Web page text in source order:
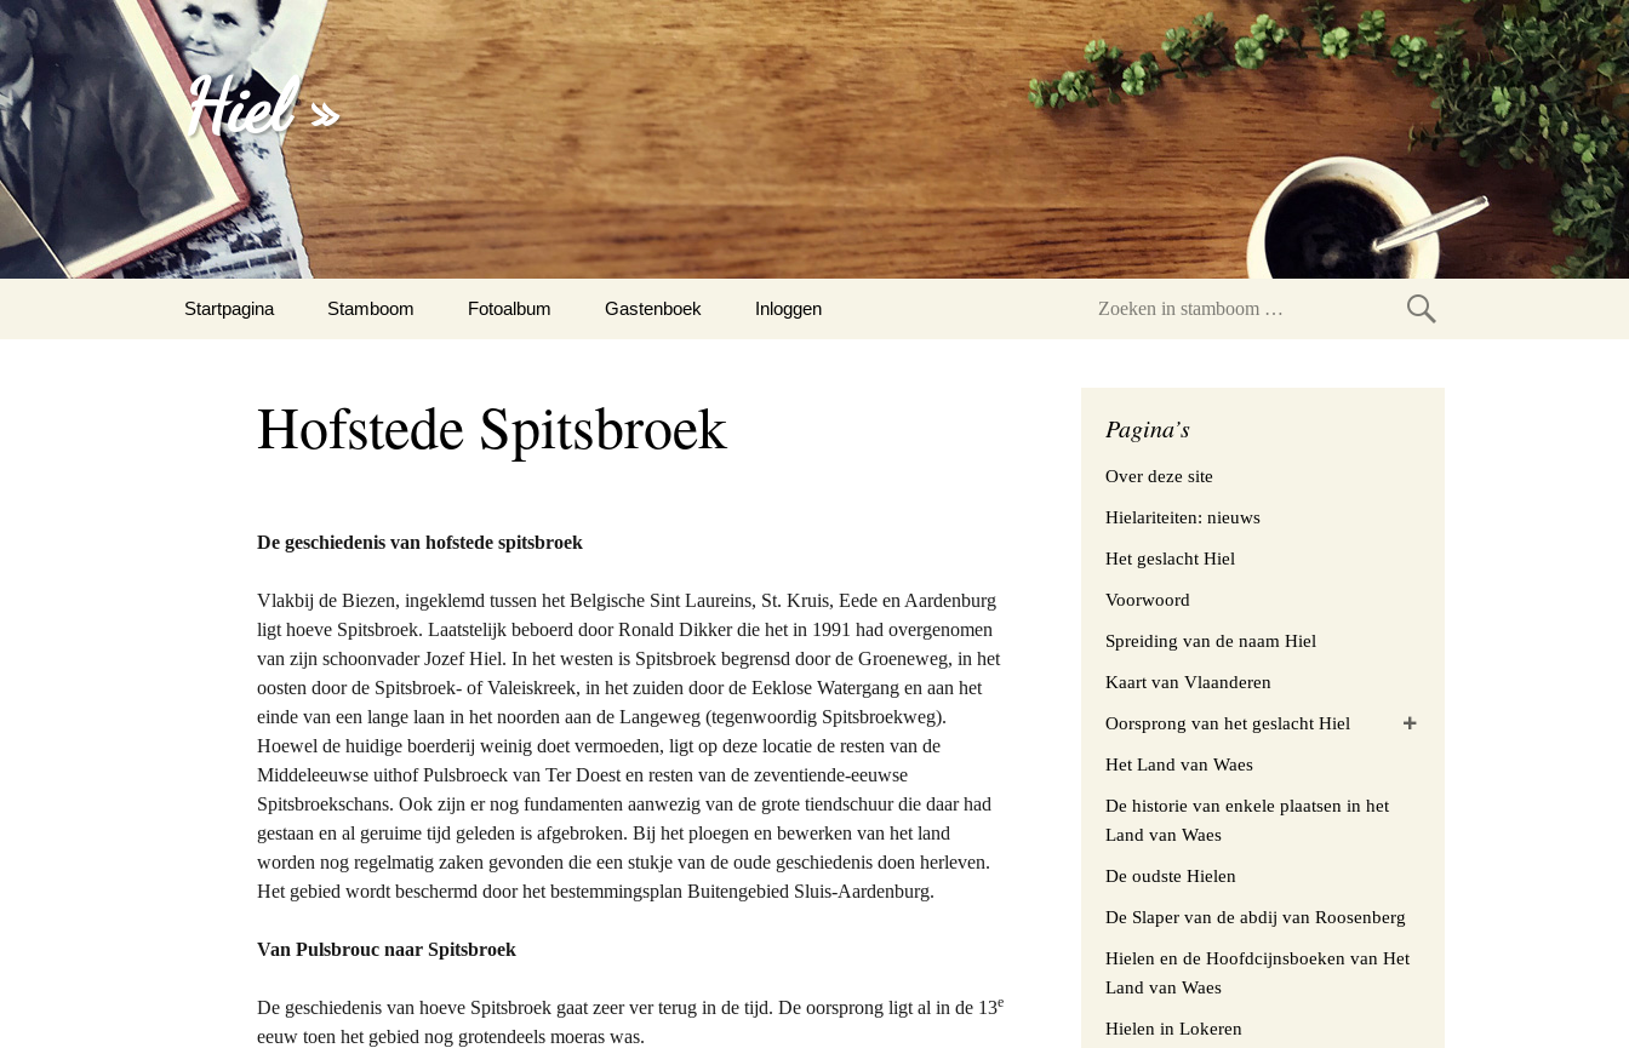
Hiel »
naar
Startpagina Stamboom Fotoalbum
Fotoalbum 1
Hiel in Land van Hontenisse
Hiel in Walschbronn
Hiel Slaper
Klein Brabant
Land van Hulst
Personalia
Gastenboek
Inloggen
Zoeken
Hofstede Spitsbroek
De geschiedenis van hofstede spitsbroek
Vlakbij de Biezen, ingeklemd tussen het Belgische Sint Laureins, St. Kruis, Eede en Aardenburg
ligt hoeve Spitsbroek. Laatstelijk beboerd door Ronald Dikker die het in 1991 had overgenomen
van zijn schoonvader Jozef Hiel. In het westen is Spitsbroek begrensd door de Groeneweg, in het
oosten door de Spitsbroek- of Valeiskreek, in het zuiden door de Eeklose Watergang en aan het
einde van een lange laan in het noorden aan de Langeweg (tegenwoordig Spitsbroekweg).
Hoewel de huidige boerderij weinig doet vermoeden, ligt op deze locatie de resten van de
Middeleeuwse uithof Pulsbroeck van Ter Doest en resten van de zeventiende-eeuwse
Spitsbroekschans. Ook zijn er nog fundamenten aanwezig van de grote tiendschuur die daar had
gestaan en al geruime tijd geleden is afgebroken. Bij het ploegen en bewerken van het land
worden nog regelmatig zaken gevonden die een stukje van de oude geschiedenis doen herleven.
Het gebied wordt beschermd door het bestemmingsplan Buitengebied Sluis-Aardenburg.
Van Pulsbrouc naar Spitsbroek
De geschiedenis van hoeve Spitsbroek gaat zeer ver terug in de tijd. De oorsprong ligt al in de 13e
eeuw toen het gebied nog grotendeels moeras was.
Pagina’s
Over deze site
Hielariteiten: nieuws
Het geslacht Hiel
Voorwoord
Spreiding van de naam Hiel
Kaart van Vlaanderen
Oorsprong van het geslacht Hiel
Het Land van Waes
De historie van enkele plaatsen in het
Land van Waes
De oudste Hielen
De Slaper van de abdij van Roosenberg
Hielen en de Hoofdcijnsboeken van Het
Land van Waes
Hielen in Lokeren